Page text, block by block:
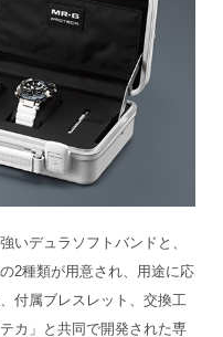
いデュラソフトバンドと、
2種類が用意され、用途に応
付属ブレスレット、交換工
カ」と共同で開発された専